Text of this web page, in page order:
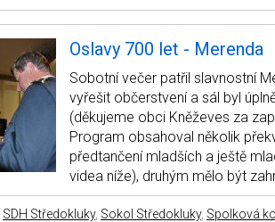
Oslavy 700 let - Merenda
Sobotní večer patřil slavnostní
vyřešit občerstvení a sál byl
(děkujeme obci Kněževes za
Program obsahoval několik
předtančení mladších a ještě
videa níže), druhým mělo být
SDH Středokluky, Sokol Středokluky, Spolková